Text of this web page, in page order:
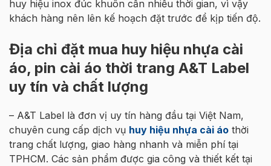
huy hiệu inox đúc khuôn cần nhiều thời gian, vì vậy
khách hàng nên lên kế hoạch đặt trước để kịp tiến độ.
Địa chỉ đặt mua huy hiệu nhựa cài
áo, pin cài áo thời trang A&T Label
uy tín và chất lượng
– A&T Label là đơn vị uy tín hàng đầu tại Việt Nam,
chuyên cung cấp dịch vụ huy hiệu nhựa cài áo thời
trang chất lượng, giao hàng nhanh và miễn phí tại
TPHCM. Các sản phẩm được gia công và thiết kết tại